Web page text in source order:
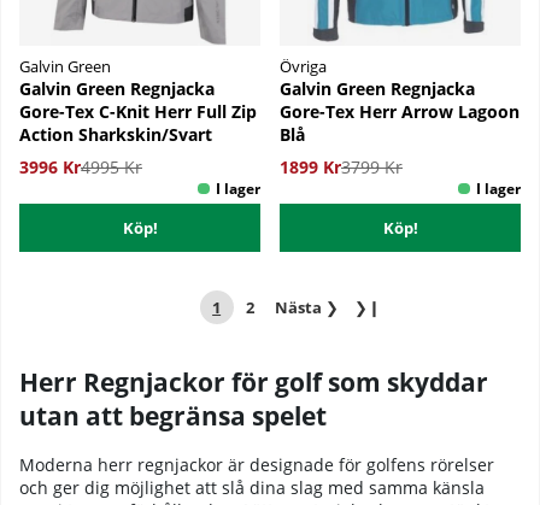
Galvin Green
Galvin Green Regnjacka
Gore-Tex C-Knit Herr Full Zip
Action Sharkskin/Svart
3996 Kr4995 Kr
Köp!
Övriga
Galvin Green Regnjacka
Gore-Tex Herr Arrow Lagoon
Blå
1899 Kr3799 Kr
Köp!
1 2 Nästa ❯ ❯❙
Herr Regnjackor för golf som skyddar
utan att begränsa spelet
Moderna herr regnjackor är designade för golfens rörelser
och ger dig möjlighet att slå dina slag med samma känsla